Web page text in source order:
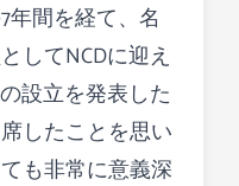
年間を経て、名
してNCDに迎え
設立を発表した
したことを思い
も非常に意義深